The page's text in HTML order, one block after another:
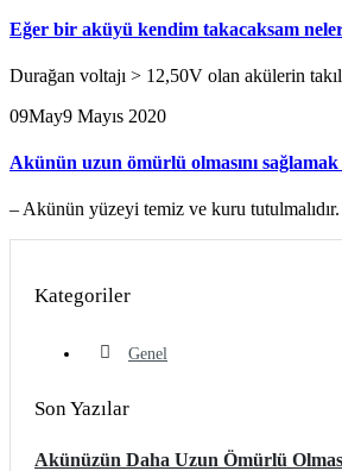
Eğer bir aküyü kendim takacaksam
Durağan voltajı > 12,50V olan akülerin
09May9 Mayıs 2020
Akünün uzun ömürlü olmasını
– Akünün yüzeyi temiz ve kuru
Kategoriler
Genel
Son Yazılar
Akünüzün Daha Uzun Ömürlü